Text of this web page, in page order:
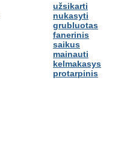
užsikarti
nukasyti
grubluotas
fanerinis
saikus
mainauti
kelmakasys
protarpinis